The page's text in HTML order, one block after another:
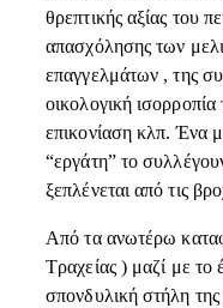
θρεπτικής αξίας του
απασχόλησης των
επαγγελμάτων , της
οικολογική
επικονίαση κλπ. Ένα
“εργάτη” το
ξεπλένεται από τις
Από τα ανωτέρω
Τραχείας ) μαζί με
σπονδυλική στήλη